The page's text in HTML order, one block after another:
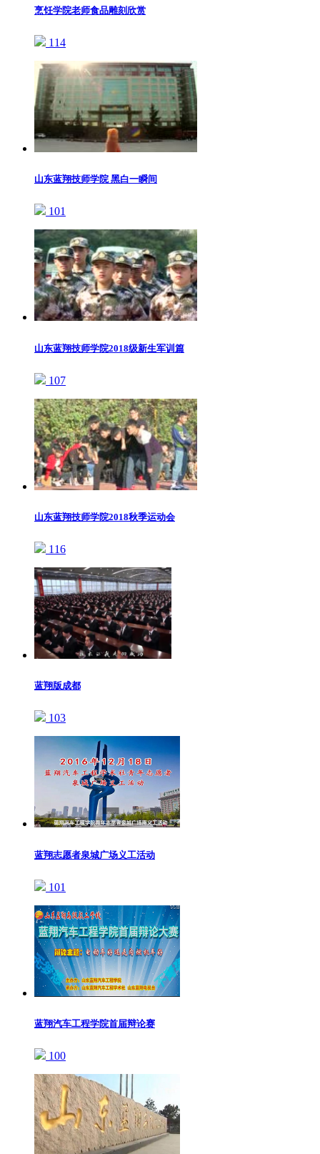
烹饪学院老师食品雕刻欣赏
114
山东蓝翔技师学院 黑白一瞬间
101
山东蓝翔技师学院2018级新生军训篇
107
山东蓝翔技师学院2018秋季运动会
116
蓝翔版成都
103
蓝翔志愿者泉城广场义工活动
101
蓝翔汽车工程学院首届辩论赛
100